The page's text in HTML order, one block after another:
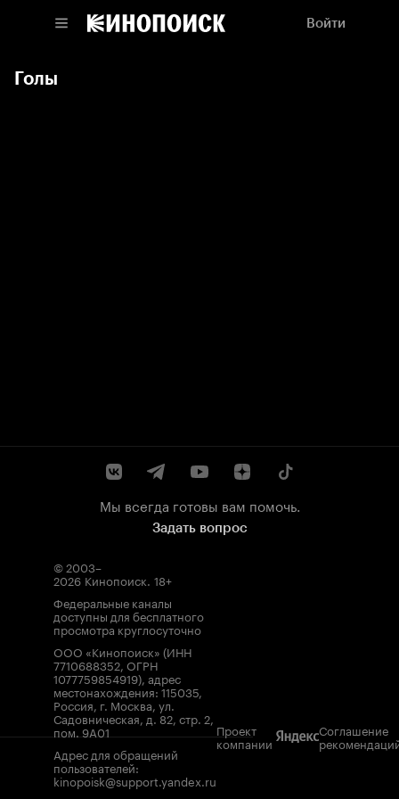
Войти
Голы
Мы всегда готовы вам помочь.
Задать вопрос
© 2003–
2026 Кинопоиск. 18+
Федеральные каналы
доступны для бесплатного
просмотра круглосуточно
ООО «Кинопоиск» (ИНН
7710688352, ОГРН
1077759854919), адрес
местонахождения: 115035,
Россия, г. Москва, ул.
Садовническая, д. 82, стр. 2,
пом. 9А01
Адрес для обращений
пользователей:
kinopoisk@support.yandex.ru
Проект
компании
Соглашение